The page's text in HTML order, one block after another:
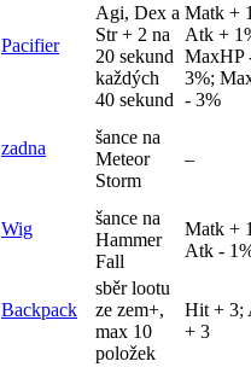
Pacifier
Agi, Dex a
Str + 2 na
20 sekund
každých
40 sekund
Matk +
Atk +
MaxHP
3%;
- 3%
zadna
šance na
Meteor
Storm
–
Wig
šance na
Hammer
Fall
Matk +
Atk -
Backpack
sběr lootu
ze zem+,
max 10
položek
Hit + 3;
+ 3